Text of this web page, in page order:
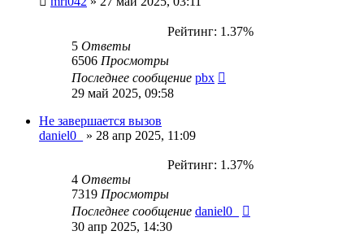
Рейтинг: 1.37%
5 Ответы
6506 Просмотры
Последнее сообщение pbx
29 май 2025, 09:58
Не завершается вызов
daniel0_
» 28 апр 2025, 11:09
Рейтинг: 1.37%
4 Ответы
7319 Просмотры
Последнее сообщение daniel0_
30 апр 2025, 14:30